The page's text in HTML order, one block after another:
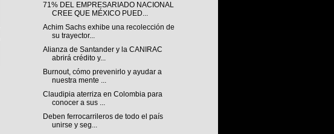
71% DEL EMPRESARIADO NACIONAL
CREE QUE MÉXICO PUED...
Achim Sachs exhibe una recolección de
su trayector...
Alianza de Santander y la CANIRAC
abrirá crédito y...
Burnout, cómo prevenirlo y ayudar a
nuestra mente ...
Claudipia aterriza en Colombia para
conocer a sus ...
Deben ferrocarrileros de todo el país
unirse y seg...